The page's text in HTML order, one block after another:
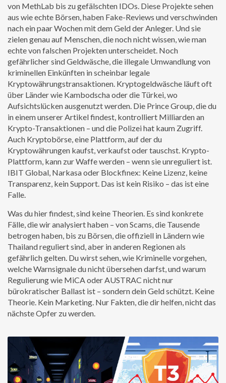
von MethLab bis zu gefälschten IDOs. Diese Projekte sehen
aus wie echte Börsen, haben Fake-Reviews und verschwinden
nach ein paar Wochen mit dem Geld der Anleger. Und sie
zielen genau auf Menschen, die noch nicht wissen, wie man
echte von falschen Projekten unterscheidet. Noch
gefährlicher sindGeldwäsche,die illegale Umwandlung von
kriminellen Einkünften in scheinbar legale
Kryptowährungstransaktionen. Kryptogeldwäsche läuft oft
über Länder wie Kambodscha oder die Türkei, wo
Aufsichtslücken ausgenutzt werden. Die Prince Group, die du
in einem unserer Artikel findest, kontrolliert Milliarden an
Krypto-Transaktionen – und die Polizei hat kaum Zugriff.
Auch Kryptobörse,eine Plattform, auf der du
Kryptowährungen kaufst, verkaufst oder tauschst. Krypto-
Plattform, kann zur Waffe werden – wenn sie unreguliert ist.
IBIT Global, Narkasa oder Blockfinex: Keine Lizenz, keine
Transparenz, kein Support. Das ist kein Risiko – das ist eine
Falle.
Was du hier findest, sind keine Theorien. Es sind konkrete
Fälle, die wir analysiert haben – von Scams, die Tausende
betrogen haben, bis zu Börsen, die offiziell in Ländern wie
Thailand reguliert sind, aber in anderen Regionen als
gefährlich gelten. Du wirst sehen, wie Kriminelle vorgehen,
welche Warnsignale du nicht übersehen darfst, und warum
Regulierung wie MiCA oder AUSTRAC nicht nur
bürokratischer Ballast ist – sondern dein Geld schützt. Keine
Theorie. Kein Marketing. Nur Fakten, die dir helfen, nicht das
nächste Opfer zu werden.